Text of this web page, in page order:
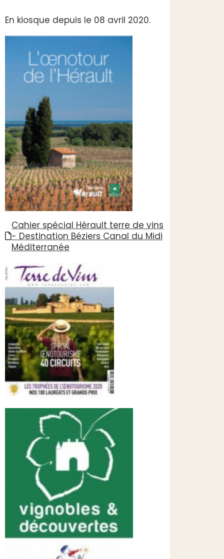
En kiosque depuis le 08 avril 2020.
Cahier spécial Hérault terre de vins
- Destination Béziers Canal du Midi
Méditerranée